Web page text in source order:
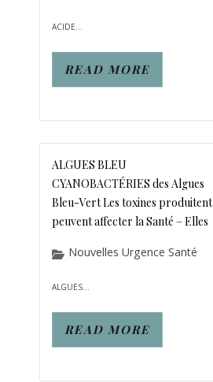
ACIDE...
READ MORE
ALGUES BLEU
CYANOBACTÉRIES des Algues
Bleu-Vert Les toxines produitent
peuvent affecter la Santé – Elles
Nouvelles Urgence Santé
ALGUES...
READ MORE